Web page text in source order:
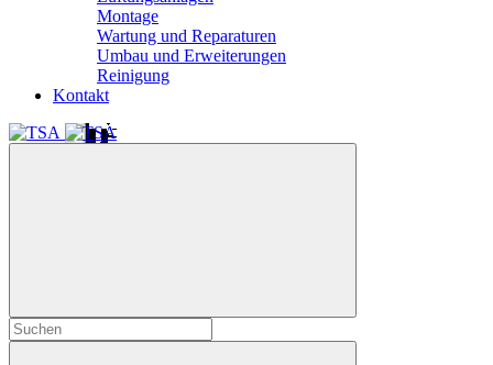
Montage
Wartung und Reparaturen
Umbau und Erweiterungen
Reinigung
Kontakt